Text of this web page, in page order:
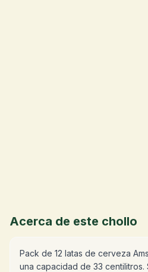
Acerca de este chollo
Pack de 12 latas de cerveza
una capacidad de 33